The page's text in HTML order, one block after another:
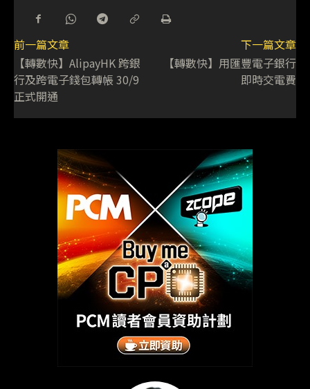
前一篇文章
【轉數快】AlipayHK 跨銀
行及跨電子錢包轉帳 30/9
正式開通
下一篇文章
【轉數快】用匯豐電子銀行
即時交電費